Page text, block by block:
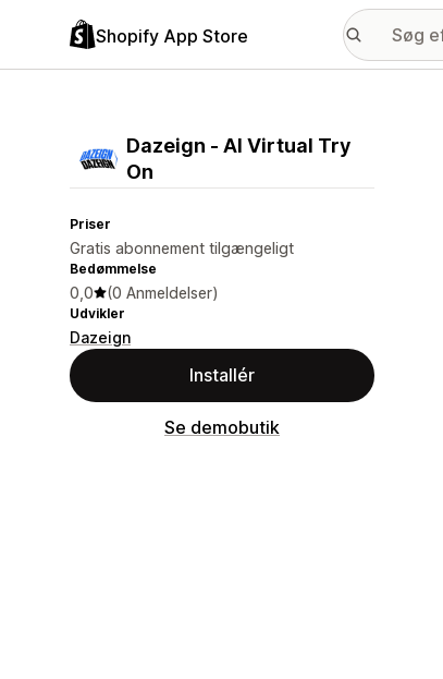
Shopify App Store
Dazeign ‑ AI Virtual Try
On
Priser
Gratis abonnement tilgængeligt
Bedømmelse
0,0 (0 Anmeldelser)
Udvikler
Dazeign
Installér
Se demobutik